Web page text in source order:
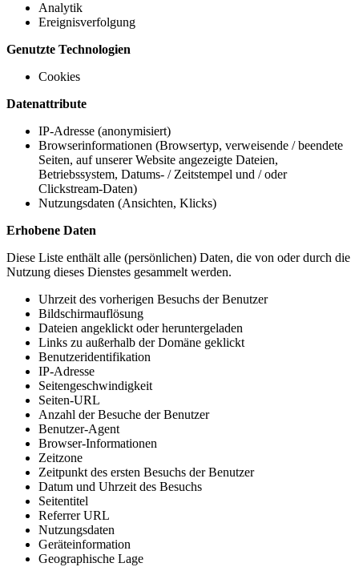
Analytik
Ereignisverfolgung
Genutzte Technologien
Cookies
Datenattribute
IP-Adresse (anonymisiert)
Browserinformationen (Browsertyp, verweisende / beendete
Seiten, auf unserer Website angezeigte Dateien,
Betriebssystem, Datums- / Zeitstempel und / oder
Clickstream-Daten)
Nutzungsdaten (Ansichten, Klicks)
Erhobene Daten
Diese Liste enthält alle (persönlichen) Daten, die von oder durch die
Nutzung dieses Dienstes gesammelt werden.
Uhrzeit des vorherigen Besuchs der Benutzer
Bildschirmauflösung
Dateien angeklickt oder heruntergeladen
Links zu außerhalb der Domäne geklickt
Benutzeridentifikation
IP-Adresse
Seitengeschwindigkeit
Seiten-URL
Anzahl der Besuche der Benutzer
Benutzer-Agent
Browser-Informationen
Zeitzone
Zeitpunkt des ersten Besuchs der Benutzer
Datum und Uhrzeit des Besuchs
Seitentitel
Referrer URL
Nutzungsdaten
Geräteinformation
Geographische Lage